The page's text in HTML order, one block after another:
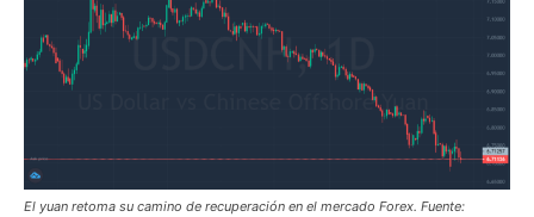
El yuan retoma su camino de recuperación en el mercado Forex. Fuente: